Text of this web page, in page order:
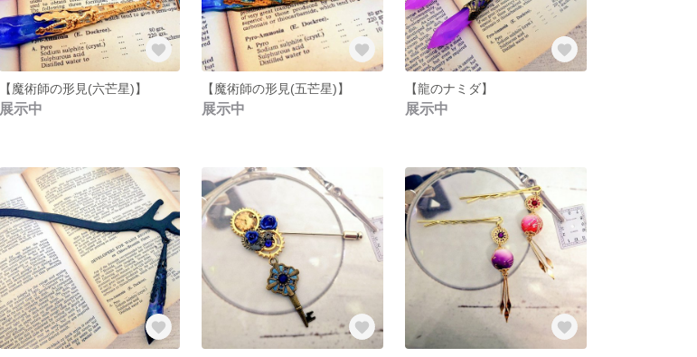
【魔術師の形見(六芒星)】
展示中
【魔術師の形見(五芒星)】
展示中
【龍のナミダ】
展示中